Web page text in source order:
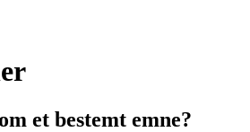
et bestemt emne?